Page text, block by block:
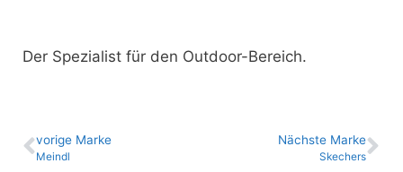
Der Spezialist für den Outdoor-Bereich.
vo­ri­ge Marke
Meindl
Nächste Marke
Skechers